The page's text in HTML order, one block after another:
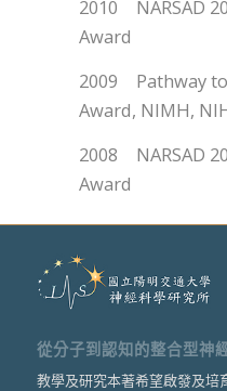
2010 NARSAD
Award
2009 Pathway to
Award, NIMH,
2008 NARSAD
Award
從分子到認知的整合型神
教學及研究本著希望啟發及培